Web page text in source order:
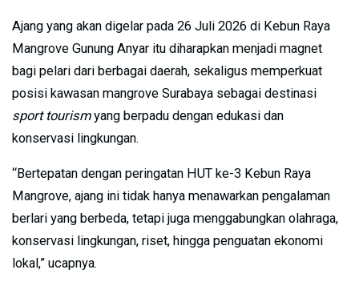
Ajang yang akan digelar pada 26 Juli 2026 di Kebun Raya
Mangrove Gunung Anyar itu diharapkan menjadi magnet
bagi pelari dari berbagai daerah, sekaligus memperkuat
posisi kawasan mangrove Surabaya sebagai destinasi
sport tourismyang berpadu dengan edukasi dan
konservasi lingkungan.
“Bertepatan dengan peringatan HUT ke-3 Kebun Raya
Mangrove, ajang ini tidak hanya menawarkan pengalaman
berlari yang berbeda, tetapi juga menggabungkan olahraga,
konservasi lingkungan, riset, hingga penguatan ekonomi
lokal,” ucapnya.